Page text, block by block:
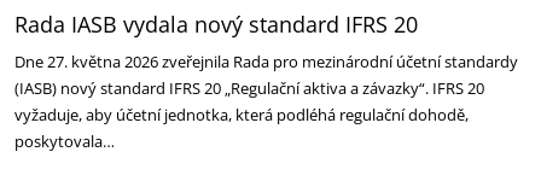
Rada IASB vydala nový standard IFRS 20
Dne 27. května 2026 zveřejnila Rada pro mezinárodní účetní standardy
(IASB) nový standard IFRS 20 „Regulační aktiva a závazky“. IFRS 20
vyžaduje, aby účetní jednotka, která podléhá regulační dohodě,
poskytovala…